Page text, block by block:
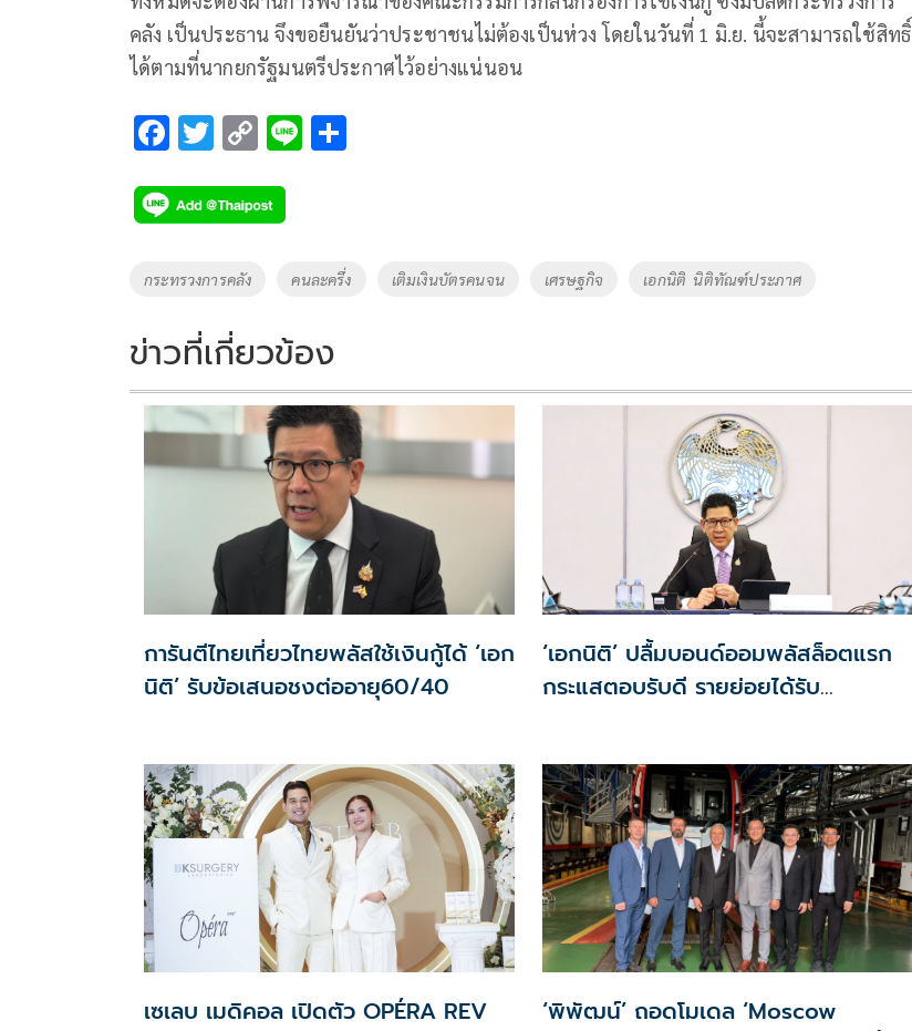
คลัง เป็นประธาน จึงขอยืนยันว่าประชาชนไม่ต้องเป็นห่วง โดยในวันที่ 1 มิ.ย. นี้จะสามารถใช้สิทธิ์
ได้ตามที่นากยกรัฐมนตรีประกาศไว้อย่างแน่นอน
F
e
b
o
k
T
tt
er
C
p
y
k
Li
Tags
กระทรวงการคลัง คนละครึ่ง เติมเงินบัตรคนจน เศรษฐกิจ เอกนิติ นิติทัณฑ์ประภาศ
ข่าวที่เกี่ยวข้อง
การันตีไทยเที่ยวไทยพลัสใช้เงินกู้ได้ ‘เอก
นิติ’ รับข้อเสนอชงต่ออายุ60/40
‘เอกนิติ’ ปลื้มบอนด์ออมพลัสล็อตแรก
กระแสตอบรับดี รายย่อยได้รับ
เซเลบ เมดิคอล เปิดตัว OPÉRA REV
‘พิพัฒน์’ ถอดโมเดล ‘Moscow